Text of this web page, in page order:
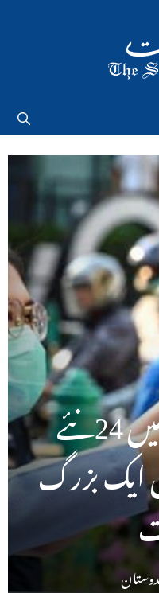
چوبیس گھنٹوں میں 24نئے
ایک بزرگ